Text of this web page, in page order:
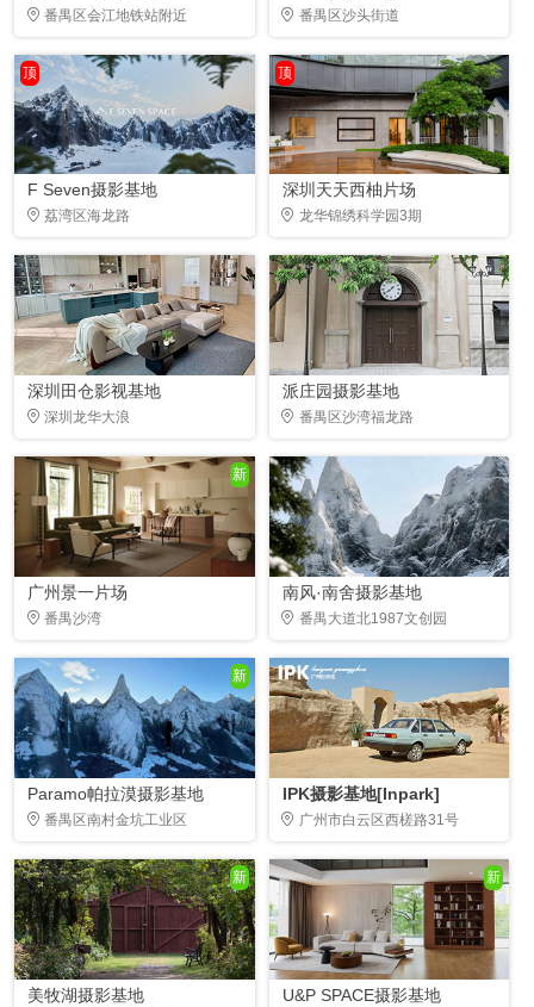
番禺区会江地铁站附近 番禺区沙头街道
顶
F Seven摄影基地
荔湾区海龙路
顶
深圳天天西柚片场
龙华锦绣科学园3期
深圳田仓影视基地
深圳龙华大浪
派庄园摄影基地
番禺区沙湾福龙路
新
广州景一片场
番禺沙湾
南风·南舍摄影基地
番禺大道北1987文创园
新
Paramo帕拉漠摄影基地
番禺区南村金坑工业区
IPK摄影基地[Inpark]
广州市白云区西槎路31号
新
美牧湖摄影基地
新
U&P SPACE摄影基地